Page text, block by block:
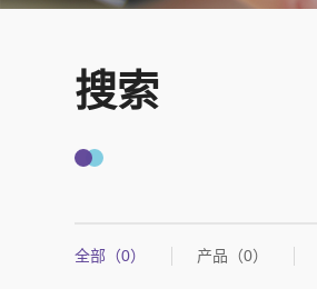
搜索
全部（0） 产品（0）